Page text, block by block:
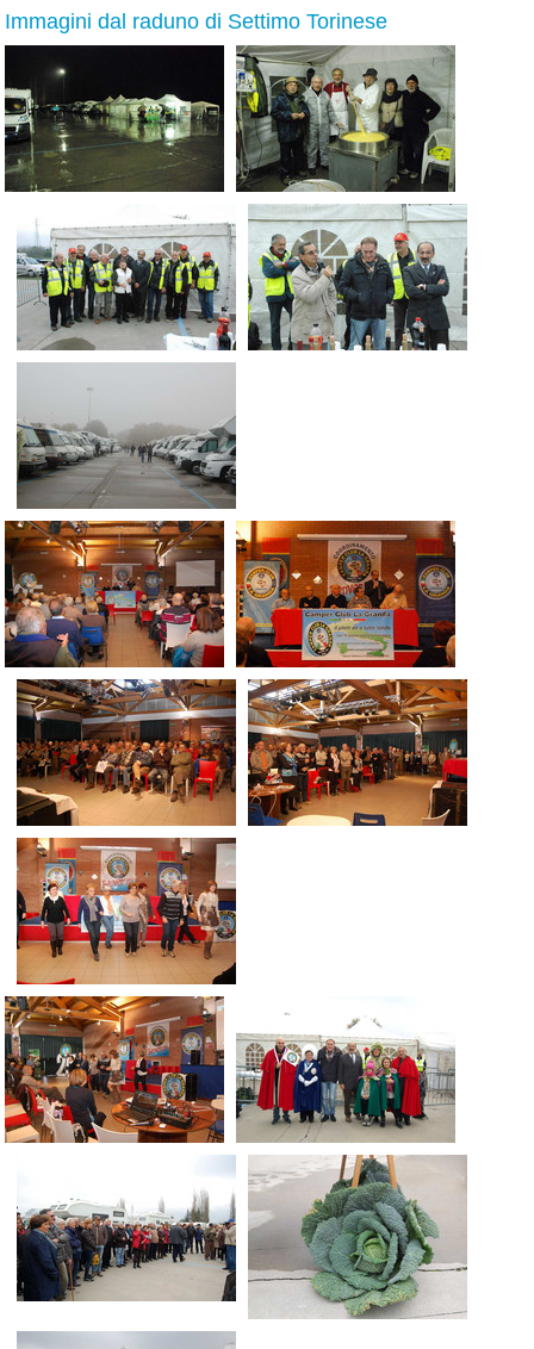
Immagini dal raduno di Settimo Torinese